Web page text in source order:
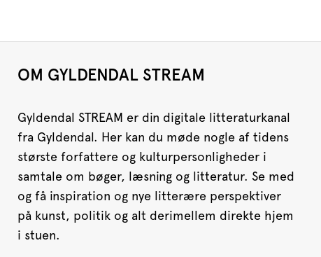
OM GYLDENDAL STREAM
Gyldendal STREAM er din digitale litteraturkanal
fra Gyldendal. Her kan du møde nogle af tidens
største forfattere og kulturpersonligheder i
samtale om bøger, læsning og litteratur. Se med
og få inspiration og nye litterære perspektiver
på kunst, politik og alt derimellem direkte hjem
i stuen.